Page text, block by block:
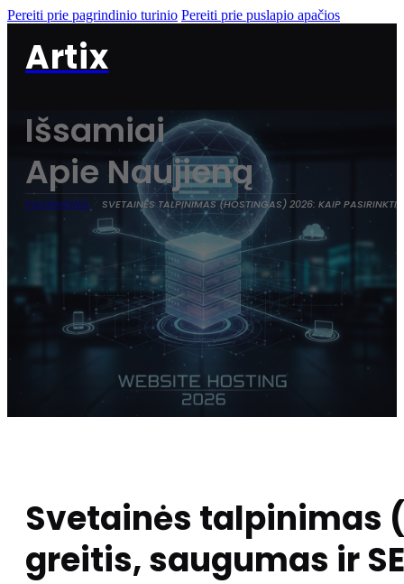
Pereiti prie pagrindinio turinio Pereiti prie puslapio apačios
Artix
Išsamiai
Apie Naujieną
PAGRINDINIS SVETAINĖS TALPINIMAS (HOSTINGAS) 2026: KAIP PASIRINKTI,
Svetainės talpinimas
greitis, saugumas ir